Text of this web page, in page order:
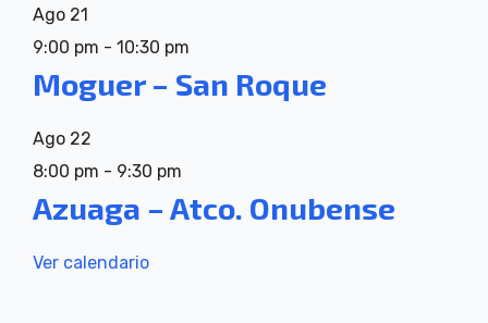
Ago 21
9:00 pm - 10:30 pm
Moguer – San Roque
Ago 22
8:00 pm - 9:30 pm
Azuaga – Atco. Onubense
Ver calendario